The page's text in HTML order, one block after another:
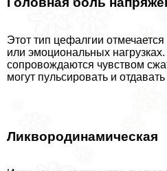
Этот тип цефалгии
или эмоциональных
сопровождаются чувством
могут пульсировать и
Ликвородинамическая